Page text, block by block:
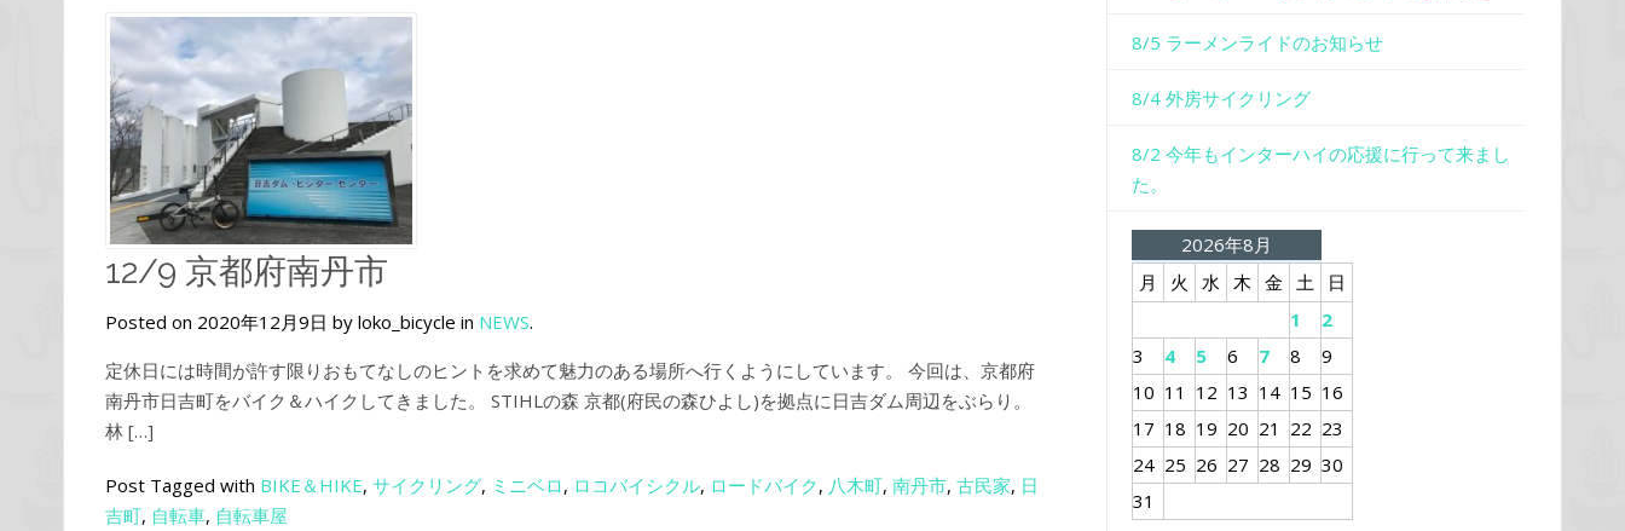
12/9 京都府南丹市
Posted on 2020年12月9日 by loko_bicycle in NEWS.
定休日には時間が許す限りおもてなしのヒントを求めて魅力のある場所へ行くようにしています。 今回は、京都府
南丹市日吉町をバイク＆ハイクしてきました。 STIHLの森 京都(府民の森ひよし)を拠点に日吉ダム周辺をぶらり。
林 […]
Post Tagged with BIKE＆HIKE, サイクリング, ミニベロ, ロコバイシクル, ロードバイク, 八木町, 南丹市, 古民家, 日
吉町, 自転車, 自転車屋
8/5 ラーメンライドのお知らせ
8/4 外房サイクリング
8/2 今年もインターハイの応援に行って来まし
た。
2026年8月
月
火 水 木 金 土
日
1
2
3
4 5 6 7 8
9
10 11 12 13 14 15 16
17 18 19 20 21 22 23
24 25 26 27 28 29 30
31